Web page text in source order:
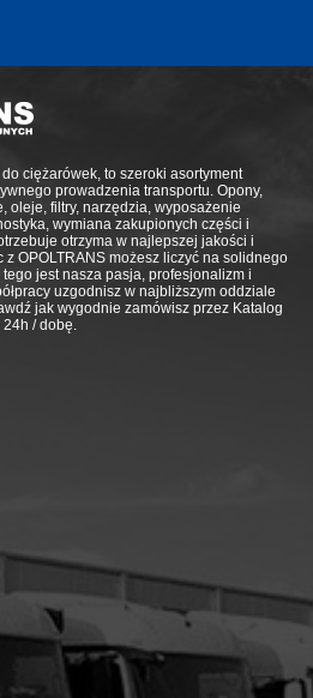
ciężarówek, to szeroki asortyment
prowadzenia transportu. Opony,
oleje, filtry, narzędzia, wyposażenie
wymiana zakupionych części i
otrzyma w najlepszej jakości i
z OPOLTRANS możesz liczyć na solidnego
jest nasza pasja, profesjonalizm i
uzgodnisz w najbliższym oddziale
jak wygodnie zamówisz przez Katalog
/ dobę.